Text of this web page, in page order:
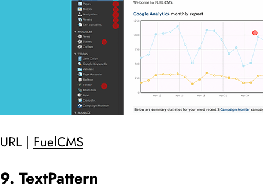
URL | FuelCMS
9. TextPattern